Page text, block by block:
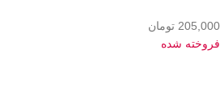
205,000 تومان
فروخته شده